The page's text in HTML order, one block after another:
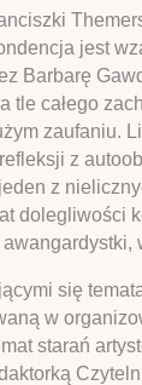
jest
Barbarę
tle całego
zaufaniu.
z
z
dolegliwości
się
w
starań